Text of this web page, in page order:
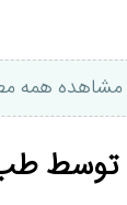
مشاهده همه
توسط